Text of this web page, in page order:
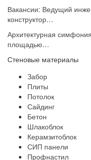
Вакансии: Ведущий
конструктор…
Архитектурная
площадью…
Стеновые материалы
Забор
Плиты
Потолок
Сайдинг
Бетон
Шлакоблок
Керамзитоблок
СИП панели
Профнастил